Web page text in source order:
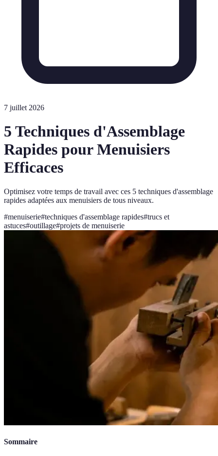
7 juillet 2026
5 Techniques d'Assemblage
Rapides pour Menuisiers
Efficaces
Optimisez votre temps de travail avec ces 5 techniques d'assemblage
rapides adaptées aux menuisiers de tous niveaux.
#menuiserie#techniques d'assemblage rapides#trucs et
astuces#outillage#projets de menuiserie
Sommaire